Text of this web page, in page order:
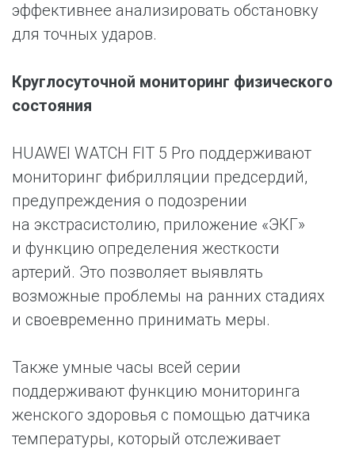
эффективнее анализировать обстановку
для точных ударов.
Круглосуточной мониторинг физического
состояния
HUAWEI WATCH FIT 5 Pro поддерживают
мониторинг фибрилляции предсердий,
предупреждения о подозрении
на экстрасистолию, приложение «ЭКГ»
и функцию определения жесткости
артерий. Это позволяет выявлять
возможные проблемы на ранних стадиях
и своевременно принимать меры.
Также умные часы всей серии
поддерживают функцию мониторинга
женского здоровья с помощью датчика
температуры, который отслеживает